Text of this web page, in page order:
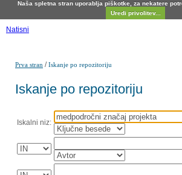
Naša spletna stran uporablja piškotke, za nekatere
Uredi privolitev...
Natisni
Prva stran /Iskanje po repozitoriju
Iskanje po repozitoriju
Iskalni niz: